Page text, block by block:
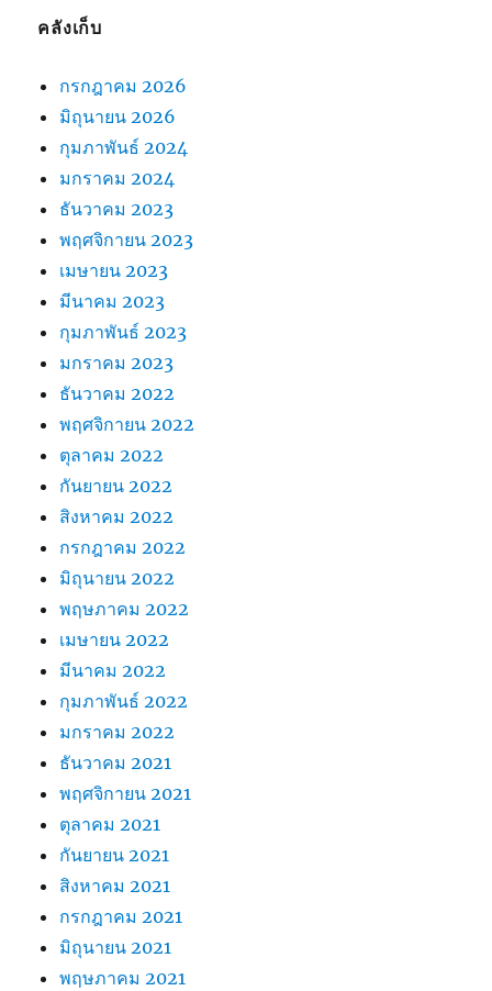
คลังเก็บ
กรกฎาคม 2026
มิถุนายน 2026
กุมภาพันธ์ 2024
มกราคม 2024
ธันวาคม 2023
พฤศจิกายน 2023
เมษายน 2023
มีนาคม 2023
กุมภาพันธ์ 2023
มกราคม 2023
ธันวาคม 2022
พฤศจิกายน 2022
ตุลาคม 2022
กันยายน 2022
สิงหาคม 2022
กรกฎาคม 2022
มิถุนายน 2022
พฤษภาคม 2022
เมษายน 2022
มีนาคม 2022
กุมภาพันธ์ 2022
มกราคม 2022
ธันวาคม 2021
พฤศจิกายน 2021
ตุลาคม 2021
กันยายน 2021
สิงหาคม 2021
กรกฎาคม 2021
มิถุนายน 2021
พฤษภาคม 2021